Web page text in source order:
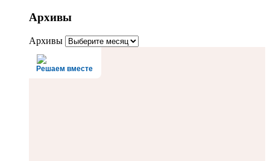
Архивы
Архивы
Решаем вместе